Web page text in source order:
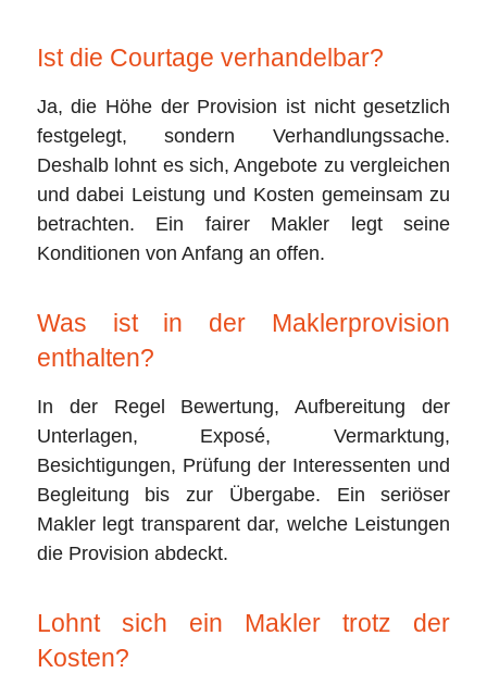
Ist die Courtage verhandelbar?
Ja, die Höhe der Provision ist nicht gesetzlich
festgelegt, sondern Verhandlungssache.
Deshalb lohnt es sich, Angebote zu vergleichen
und dabei Leistung und Kosten gemeinsam zu
betrachten. Ein fairer Makler legt seine
Konditionen von Anfang an offen.
Was ist in der Maklerprovision
enthalten?
In der Regel Bewertung, Aufbereitung der
Unterlagen, Exposé, Vermarktung,
Besichtigungen, Prüfung der Interessenten und
Begleitung bis zur Übergabe. Ein seriöser
Makler legt transparent dar, welche Leistungen
die Provision abdeckt.
Lohnt sich ein Makler trotz der
Kosten?